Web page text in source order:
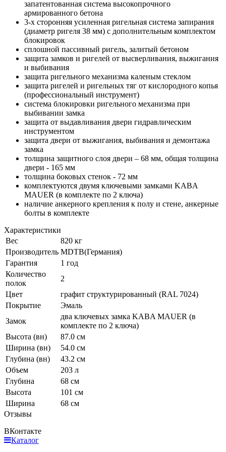
запатентованная система высокопрочного
армированного бетона
3-х сторонняя усиленная ригельная система запирания
(диаметр ригеля 38 мм) c дополнительным комплектом
блокировок
сплошной пассивный ригель, залитый бетоном
защита замков и ригелей от высверливания, выжигания
и выбивания
защита ригельного механизма каленым стеклом
защита ригелей и ригельных тяг от кислородного копья
(профессиональный инструмент)
система блокировки ригельного механизма при
выбивании замка
защита от выдавливания двери гидравлическим
инструментом
защита двери от выжигания, выбивания и демонтажа
замка
толщина защитного слоя двери – 68 мм, общая толщина
двери - 165 мм
толщина боковых стенок - 72 мм
комплектуются двумя ключевыми замками KABA
MAUER (в комплекте по 2 ключа)
наличие анкерного крепления к полу и стене, анкерные
болты в комплекте
Характеристики
Вес
820 кг
Производитель MDTB(Германия)
Гарантия
1 год
Количество
полок
2
Цвет
графит структурированный (RAL 7024)
Покрытие
Эмаль
Замок
два ключевых замка KABA MAUER (в
комплекте по 2 ключа)
Высота (вн)
87.0 см
Ширина (вн)
54.0 см
Глубина (вн)
43.2 см
Объем
203 л
Глубина
68 см
Высота
101 см
Ширина
68 см
Отзывы
ВКонтакте
Каталог